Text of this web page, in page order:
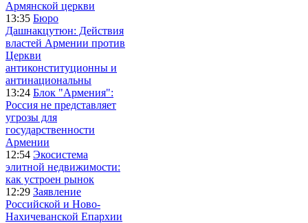
Армянской церкви
13:35 Бюро
Дашнакцутюн: Действия
властей Армении против
Церкви
антиконституционны и
антинациональны
13:24 Блок "Армения":
Россия не представляет
угрозы для
государственности
Армении
12:54 Экосистема
элитной недвижимости:
как устроен рынок
12:29 Заявление
Российской и Ново-
Нахичеванской Епархии